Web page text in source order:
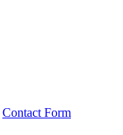
Contact Form